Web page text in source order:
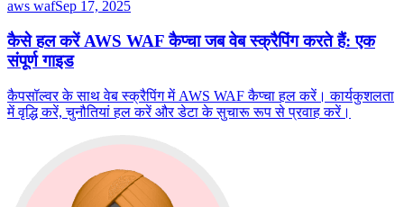
aws wafSep 17, 2025
कैसे हल करें AWS WAF कैप्चा जब वेब स्क्रैपिंग करते हैं: एक
संपूर्ण गाइड
कैपसॉल्वर के साथ वेब स्क्रैपिंग में AWS WAF कैप्चा हल करें। कार्यकुशलता
में वृद्धि करें, चुनौतियां हल करें और डेटा के सुचारू रूप से प्रवाह करें।